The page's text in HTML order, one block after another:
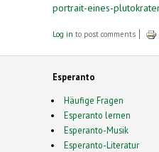
portrait-eines-
Log in to post comments
Esperanto
Häufige Fragen
Esperanto lernen
Esperanto-Musik
Esperanto-Literatur